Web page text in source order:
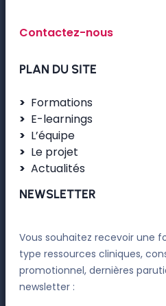
Contactez-nous
PLAN DU SITE
Formations
E-learnings
L’équipe
Le projet
Actualités
NEWSLETTER
Vous souhaitez recevoir une
type ressources cliniques,
promotionnel, dernières
newsletter :